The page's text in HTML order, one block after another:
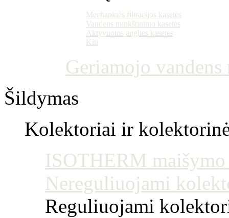
Mechaninės filtracijos kasetės
Vandens minkštinimo kasetės
Aktyvuotos anglies kasetės
Kiti
Geriamojo
Šildymas
Kolektoriai ir
ISOTHERM
Nereguliuojami
Reguliuojami